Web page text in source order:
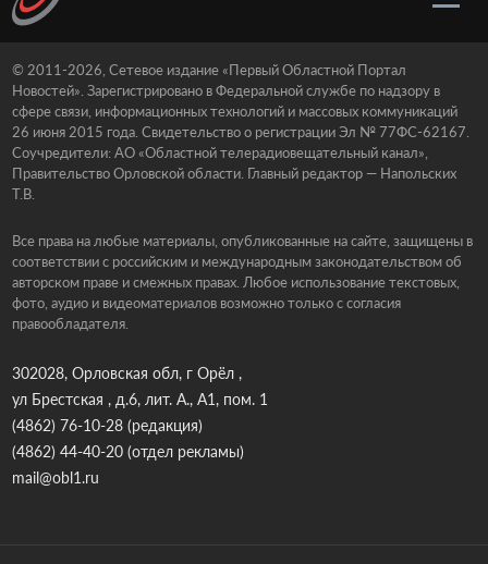
© 2011-2026, Сетевое издание «Первый Областной Портал
Новостей». Зарегистрировано в Федеральной службе по надзору в
сфере связи, информационных технологий и массовых коммуникаций
26 июня 2015 года. Свидетельство о регистрации Эл № 77ФС-62167.
Соучредители: АО «Областной телерадиовещательный канал»,
Правительство Орловской области. Главный редактор — Напольских
Т.В.
Все права на любые материалы, опубликованные на сайте, защищены в
соответствии с российским и международным законодательством об
авторском праве и смежных правах. Любое использование текстовых,
фото, аудио и видеоматериалов возможно только с согласия
правообладателя.
302028, Орловская обл, г Орёл ,
ул Брестская , д.6, лит. А., А1, пом. 1
(4862) 76-10-28(редакция)
(4862) 44-40-20(отдел рекламы)
mail@obl1.ru